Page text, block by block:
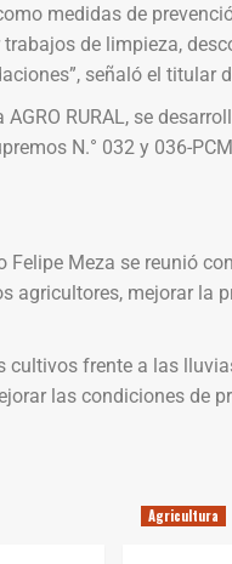
medidas de
de limpieza,
señaló el titular
RURAL, se
N.° 032 y 036-
Meza se reunió
agricultores, mejorar la
cultivos frente a las
las condiciones de
Agricultura